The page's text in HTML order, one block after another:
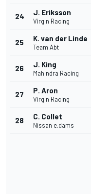
24 J. Eriksson
Virgin Racing
25 K. van der Linde
Team Abt
26 J. King
Mahindra Racing
27 P. Aron
Virgin Racing
28 C. Collet
Nissan e.dams